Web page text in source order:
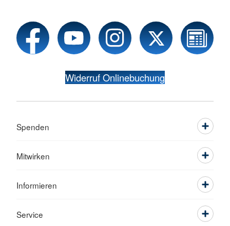
Widerruf Onlinebuchung
Spenden
Mitwirken
Informieren
Service